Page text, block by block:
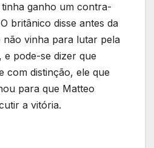
ganho um contra-
britânico disse antes da
vinha para lutar pela
e pode-se dizer que
com distinção, ele que
para que Matteo
a vitória.